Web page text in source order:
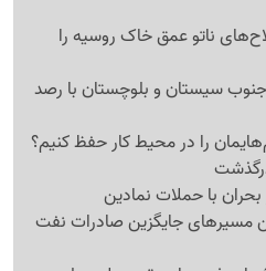
ناتو عمق خاک روسیه را
سیستان و بلوچستان با رصد
را در محیط کار حفظ کنیم؟
با حملات نمادین
مسیرهای جایگزین صادرات نفت